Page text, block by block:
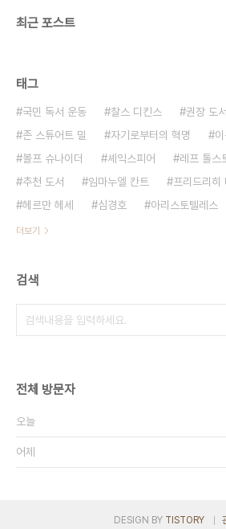
최근 포스트
태그
국민 독서 운동 찰스 디킨스 권장 도서
존 스튜어트 밀
자기로부터의 혁명 이
볼프 슈나이더
셰익스피어 레프 톨스
추천 도서
임마누엘 칸트 프리드리히
헤르만 헤세
심경호 아리스토텔레스
더보기
검색
전체 방문자
오늘
어제
DESIGN BY TISTORY